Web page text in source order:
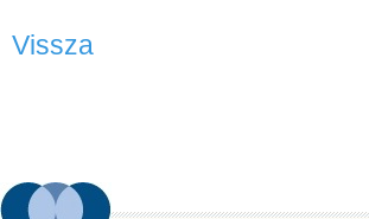
Vissza